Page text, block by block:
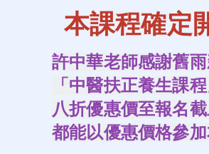
本課程確定
許中華老師感謝舊
「中醫扶正養生課
八折優惠價至報名
都能以優惠價格參加